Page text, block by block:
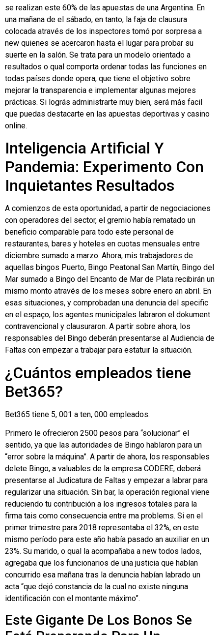
se realizan este 60% de las apuestas de una Argentina. En
una mañana de el sábado, en tanto, la faja de clausura
colocada através de los inspectores tomó por sorpresa a
new quienes se acercaron hasta el lugar para probar su
suerte en la salón. Se trata para un modelo orientado a
resultados o qual comporta ordenar todas las funciones en
todas países donde opera, que tiene el objetivo sobre
mejorar la transparencia e implementar algunas mejores
prácticas. Si lográs administrarte muy bien, será más facil
que puedas destacarte en las apuestas deportivas y casino
online.
Inteligencia Artificial Y
Pandemia: Experimento Con
Inquietantes Resultados
A comienzos de esta oportunidad, a partir de negociaciones
con operadores del sector, el gremio había rematado un
beneficio comparable para todo este personal de
restaurantes, bares y hoteles en cuotas mensuales entre
diciembre sumado a marzo. Ahora, mis trabajadores de
aquellas bingos Puerto, Bingo Peatonal San Martín, Bingo del
Mar sumado a Bingo del Encanto de Mar de Plata recibirán un
mismo monto através de los meses sobre enero an abril. En
esas situaciones, y comprobadan una denuncia del specific
en el espaço, los agentes municipales labraron el dokument
contravencional y clausuraron. A partir sobre ahora, los
responsables del Bingo deberán presentarse al Audiencia de
Faltas con empezar a trabajar para estatuir la situación.
¿Cuántos empleados tiene
Bet365?
Bet365 tiene 5, 001 a ten, 000 empleados.
Primero le ofrecieron 2500 pesos para “solucionar” el
sentido, ya que las autoridades de Bingo hablaron para un
“error sobre la máquina”. A partir de ahora, los responsables
delete Bingo, a valuables de la empresa CODERE, deberá
presentarse al Judicatura de Faltas y empezar a labrar para
regularizar una situación. Sin bar, la operación regional viene
reduciendo tu contribución a los ingresos totales para la
firma tais como consecuencia entre ma problems. Si en el
primer trimestre para 2018 representaba el 32%, en este
mismo período para este año había pasado an auxiliar en un
23%. Su marido, o qual la acompañaba a new todos lados,
agregaba que los funcionarios de una justicia que habían
concurrido esa mañana tras la denuncia habían labrado un
acta “que dejó constancia de la cual no existe ninguna
identificación con el montante máximo”.
Este Gigante De Los Bonos Se